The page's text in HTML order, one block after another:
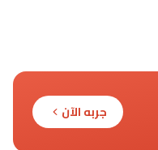
جربه الآن